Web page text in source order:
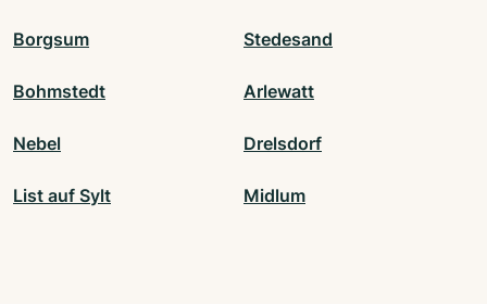
Borgsum Stedesand
Bohmstedt Arlewatt
Nebel Drelsdorf
List auf Sylt Midlum